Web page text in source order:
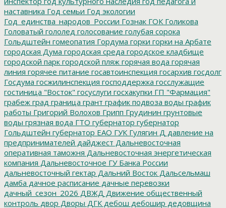
наставника Год семьи Год экологии
Год_единства_народов_России Гознак ГОК Голикова
Головатый гололед голосование голубая сорока
Гольдштейн гомеопатия Гордума горки горки на Арбате
городская Дума городская среда городское кладбище
городской парк городской пляж горячая вода горячая
линия горячее питание госавтоинспекция госархив госдолг
Госдума госжилинспекция господдержка госслужащие
гостиница "Восток" госуслуги госхакупки ГП "Фармация"
грабеж град граница грант график подвоза воды график
работы Григорий Волохов Грипп Грудинин грунтовые
воды грязная вода ГТО губернатор губернатор
Гольдштейн губернатор ЕАО ГУК Гулягин Д давление на
предпринимателей дайджест Дальневосточная
оперативная таможня Дальневосточная энергетическая
компания Дальневосточное ГУ Банка России
дальневосточный гектар Дальний Восток Дальсельмаш
дамба дачное расписание дачные перевозки
дачный_сезон_2026 ДВЖД Движение общественный
контроль двор Дворы ДГК дебош дебошир дедовщина